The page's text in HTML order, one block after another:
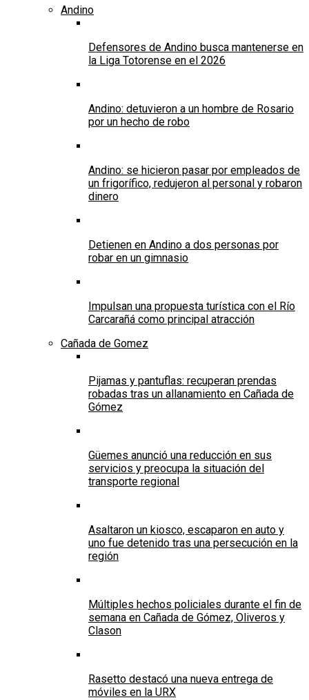
Andino
Defensores de Andino busca mantenerse en
la Liga Totorense en el 2026
Andino: detuvieron a un hombre de Rosario
por un hecho de robo
Andino: se hicieron pasar por empleados de
un frigorífico, redujeron al personal y robaron
dinero
Detienen en Andino a dos personas por
robar en un gimnasio
Impulsan una propuesta turística con el Río
Carcarañá como principal atracción
Cañada de Gomez
Pijamas y pantuflas: recuperan prendas
robadas tras un allanamiento en Cañada de
Gómez
Güemes anunció una reducción en sus
servicios y preocupa la situación del
transporte regional
Asaltaron un kiosco, escaparon en auto y
uno fue detenido tras una persecución en la
región
Múltiples hechos policiales durante el fin de
semana en Cañada de Gómez, Oliveros y
Clason
Rasetto destacó una nueva entrega de
móviles en la URX